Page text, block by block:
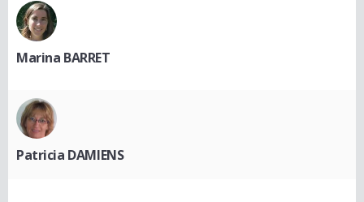
Marina BARRET
Patricia DAMIENS